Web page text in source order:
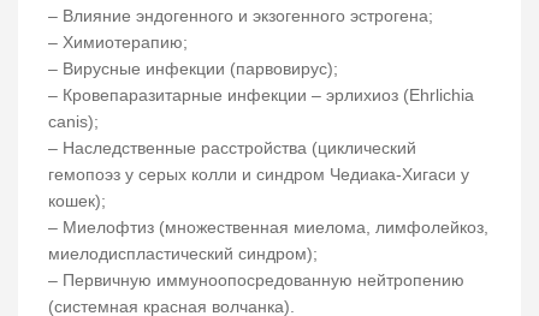
– Влияние эндогенного и экзогенного эстрогена;
– Химиотерапию;
– Вирусные инфекции (парвовирус);
– Кровепаразитарные инфекции – эрлихиоз (Ehrlichia
canis);
– Наследственные расстройства (циклический
гемопоэз у серых колли и синдром Чедиака-Хигаси у
кошек);
– Миелофтиз (множественная миелома, лимфолейкоз,
миелодиспластический синдром);
– Первичную иммуноопосредованную нейтропению
(системная красная волчанка).